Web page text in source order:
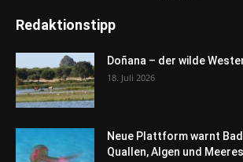
Redaktionstipp
Doñana – der wilde
18. Juli 2026
Neue Plattform warnt
Quallen, Algen und